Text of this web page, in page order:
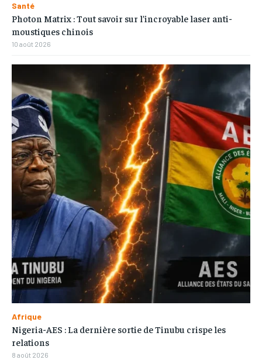
Santé
Photon Matrix : Tout savoir sur l’incroyable laser anti-
moustiques chinois
10 août 2026
Afrique
Nigeria-AES : La dernière sortie de Tinubu crispe les
relations
8 août 2026